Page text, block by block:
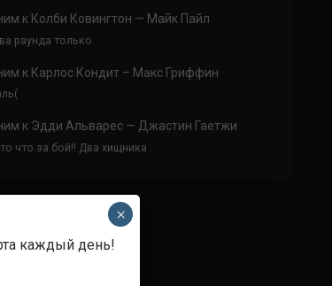
к Колби Ковингтон — Майк Пайл
раунда только
к Карлос Кондит – Макс Гриффин
к Эдди Альварес — Джастин Гаетжи
что за бой!! Два хищника
каждый день!
×